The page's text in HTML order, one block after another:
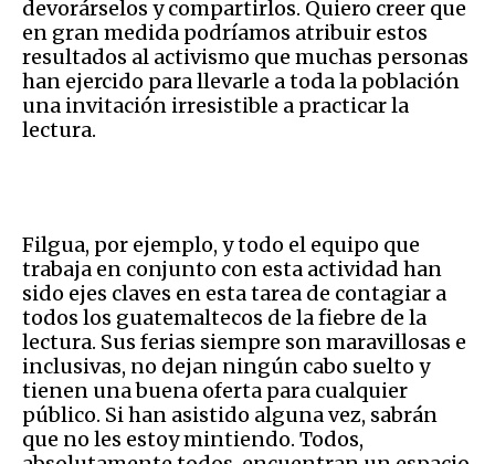
devorárselos y compartirlos. Quiero creer que
en gran medida podríamos atribuir estos
resultados al activismo que muchas personas
han ejercido para llevarle a toda la población
una invitación irresistible a practicar la
lectura.
Filgua, por ejemplo, y todo el equipo que
trabaja en conjunto con esta actividad han
sido ejes claves en esta tarea de contagiar a
todos los guatemaltecos de la fiebre de la
lectura. Sus ferias siempre son maravillosas e
inclusivas, no dejan ningún cabo suelto y
tienen una buena oferta para cualquier
público. Si han asistido alguna vez, sabrán
que no les estoy mintiendo. Todos,